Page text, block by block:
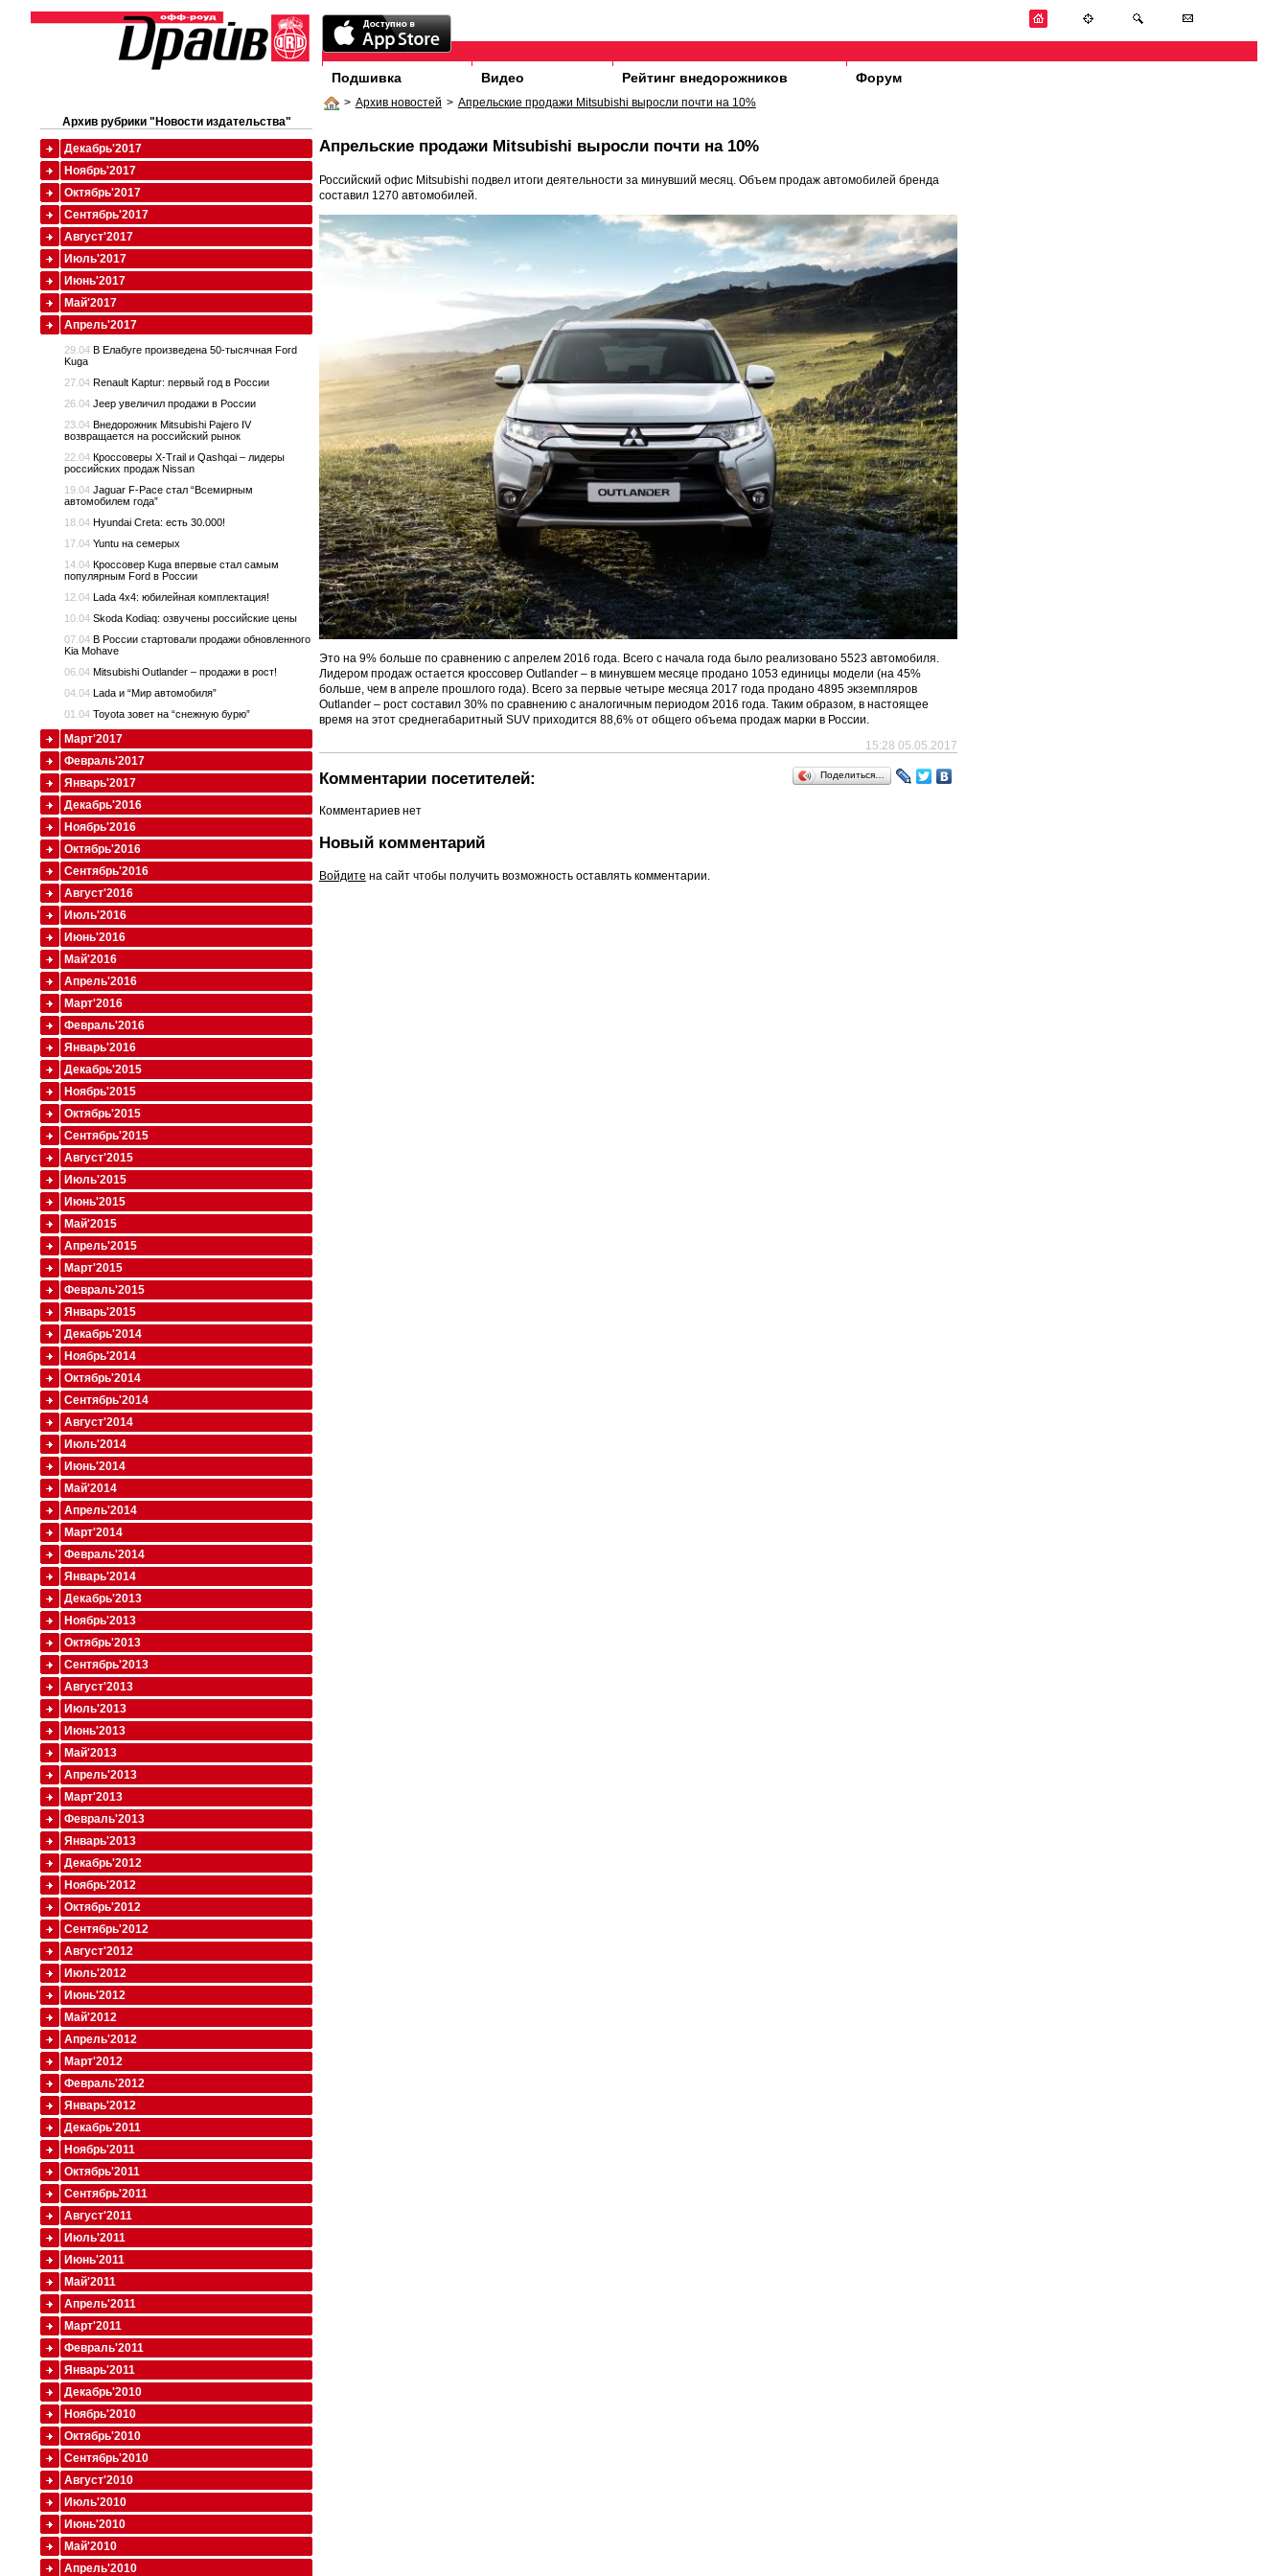
Подшивка Видео Рейтинг внедорожников Форум
> Архив новостей > Апрельские продажи Mitsubishi выросли почти на 10%
Апрельские продажи Mitsubishi выросли почти на 10%
Российский офис Mitsubishi подвел итоги деятельности за минувший месяц. Объем продаж автомобилей бренда
составил 1270 автомобилей.
Это на 9% больше по сравнению с апрелем 2016 года. Всего с начала года было реализовано 5523 автомобиля.
Лидером продаж остается кроссовер Outlander – в минувшем месяце продано 1053 единицы модели (на 45%
больше, чем в апреле прошлого года). Всего за первые четыре месяца 2017 года продано 4895 экземпляров
Outlander – рост составил 30% по сравнению с аналогичным периодом 2016 года. Таким образом, в настоящее
время на этот среднегабаритный SUV приходится 88,6% от общего объема продаж марки в России.
15:28 05.05.2017
Поделиться…
Комментарии посетителей:
Комментариев нет
Новый комментарий
Войдите на сайт чтобы получить возможность оставлять комментарии.
Архив рубрики "Новости издательства"
Декабрь'2017
Ноябрь'2017
Октябрь'2017
Сентябрь'2017
Август'2017
Июль'2017
Июнь'2017
Май'2017
Апрель'2017
29.04 В Елабуге произведена 50-тысячная Ford
Kuga
27.04 Renault Kaptur: первый год в России
26.04 Jeep увеличил продажи в России
23.04 Внедорожник Mitsubishi Pajero IV
возвращается на российский рынок
22.04 Кроссоверы X-Trail и Qashqai – лидеры
российских продаж Nissan
19.04 Jaguar F-Pace стал “Всемирным
автомобилем года”
18.04 Hyundai Creta: есть 30.000!
17.04 Yuntu на семерых
14.04 Кроссовер Kuga впервые стал самым
популярным Ford в России
12.04 Lada 4x4: юбилейная комплектация!
10.04 Skoda Kodiaq: озвучены российские цены
07.04 В России стартовали продажи обновленного
Kia Mohave
06.04 Mitsubishi Outlander – продажи в рост!
04.04 Lada и “Мир автомобиля”
01.04 Toyota зовет на “снежную бурю”
Март'2017
Февраль'2017
Январь'2017
Декабрь'2016
Ноябрь'2016
Октябрь'2016
Сентябрь'2016
Август'2016
Июль'2016
Июнь'2016
Май'2016
Апрель'2016
Март'2016
Февраль'2016
Январь'2016
Декабрь'2015
Ноябрь'2015
Октябрь'2015
Сентябрь'2015
Август'2015
Июль'2015
Июнь'2015
Май'2015
Апрель'2015
Март'2015
Февраль'2015
Январь'2015
Декабрь'2014
Ноябрь'2014
Октябрь'2014
Сентябрь'2014
Август'2014
Июль'2014
Июнь'2014
Май'2014
Апрель'2014
Март'2014
Февраль'2014
Январь'2014
Декабрь'2013
Ноябрь'2013
Октябрь'2013
Сентябрь'2013
Август'2013
Июль'2013
Июнь'2013
Май'2013
Апрель'2013
Март'2013
Февраль'2013
Январь'2013
Декабрь'2012
Ноябрь'2012
Октябрь'2012
Сентябрь'2012
Август'2012
Июль'2012
Июнь'2012
Май'2012
Апрель'2012
Март'2012
Февраль'2012
Январь'2012
Декабрь'2011
Ноябрь'2011
Октябрь'2011
Сентябрь'2011
Август'2011
Июль'2011
Июнь'2011
Май'2011
Апрель'2011
Март'2011
Февраль'2011
Январь'2011
Декабрь'2010
Ноябрь'2010
Октябрь'2010
Сентябрь'2010
Август'2010
Июль'2010
Июнь'2010
Май'2010
Апрель'2010